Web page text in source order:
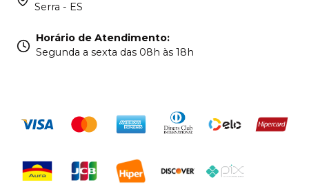
Serra - ES
Horário de Atendimento:
Segunda a sexta das 08h às 18h